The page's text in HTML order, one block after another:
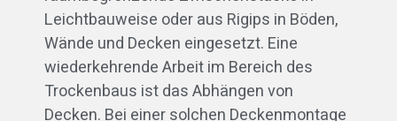
Leichtbauweise oder aus Rigips in Böden,
Wände und Decken eingesetzt. Eine
wiederkehrende Arbeit im Bereich des
Trockenbaus ist das Abhängen von
Decken. Bei einer solchen Deckenmontage